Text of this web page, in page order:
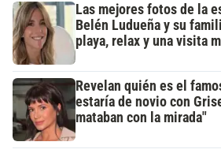
Las mejores fotos de la
Belén Ludueña y su
playa, relax y una visita
Revelan quién es el
estaría de novio con
mataban con la mirada"